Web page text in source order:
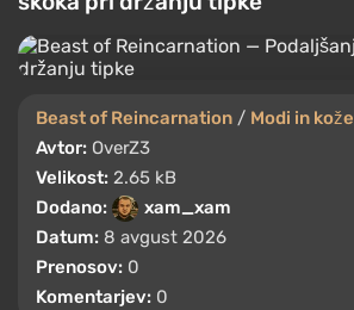
Beast of Reincarnation / Modi in kože
Avtor: OverZ3
Velikost: 2.65 kB
Dodano:
xam_xam
Datum: 8 avgust 2026
Prenosov: 0
Komentarjev: 0